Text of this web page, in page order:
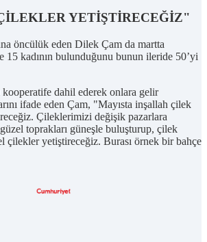
YETİŞTİRECEĞİZ"
öncülük eden Dilek Çam da martta
15 kadının bulunduğunu bunun ileride 50’yi
kooperatife dahil ederek onlara gelir
ifade eden Çam, "Mayısta inşallah çilek
Çileklerimizi değişik pazarlara
toprakları güneşle buluşturup, çilek
çilekler yetiştireceğiz. Burası örnek bir bahçe